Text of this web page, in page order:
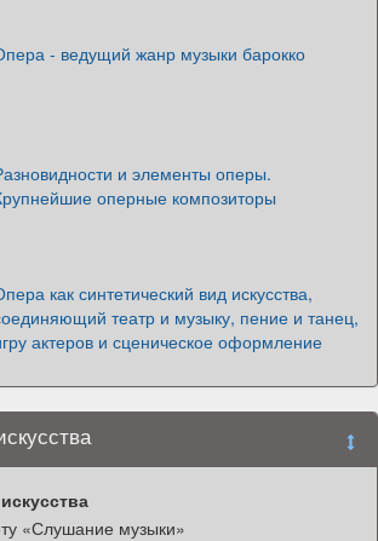
- ведущий жанр музыки барокко
и элементы оперы.
оперные композиторы
как синтетический вид искусства,
театр и музыку, пение и танец,
актеров и сценическое оформление
«Слушание музыки»